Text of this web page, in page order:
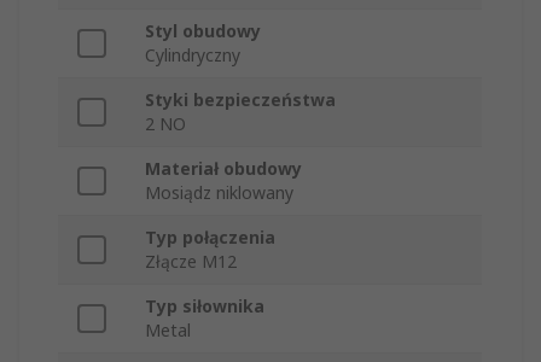
Styl obudowy
Cylindryczny
Styki bezpieczeństwa
2 NO
Materiał obudowy
Mosiądz niklowany
Typ połączenia
Złącze M12
Typ siłownika
Metal